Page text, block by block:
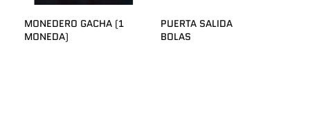
MONEDERO GACHA (1
MONEDA)
PUERTA SALIDA
BOLAS